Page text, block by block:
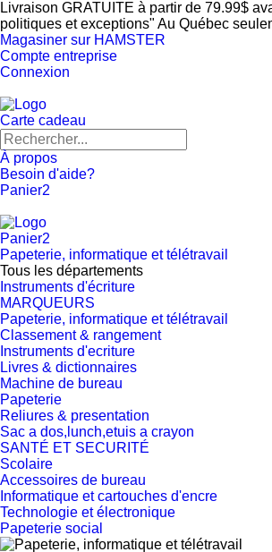
Livraison GRATUITE à partir de 79.99$
politiques et exceptions" Au Québec
Magasiner sur HAMSTER
Compte entreprise
Connexion
Carte cadeau
À propos
Besoin d'aide?
Panier2
Panier2
Papeterie, informatique et télétravail
Tous les départements
Instruments d'écriture
MARQUEURS
Papeterie, informatique et télétravail
Classement & rangement
Instruments d'ecriture
Livres & dictionnaires
Machine de bureau
Papeterie
Reliures & presentation
Sac a dos,lunch,etuis a crayon
SANTÉ ET SECURITÉ
Scolaire
Accessoires de bureau
Informatique et cartouches d'encre
Technologie et électronique
Papeterie social